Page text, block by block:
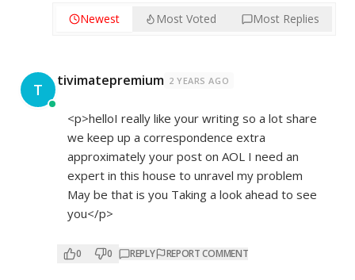
Newest Most Voted Most Replies
T tivimatepremium 2 YEARS AGO
<p>helloI really like your writing so a lot share
we keep up a correspondence extra
approximately your post on AOL I need an
expert in this house to unravel my problem
May be that is you Taking a look ahead to see
you</p>
0 0 REPLY REPORT COMMENT